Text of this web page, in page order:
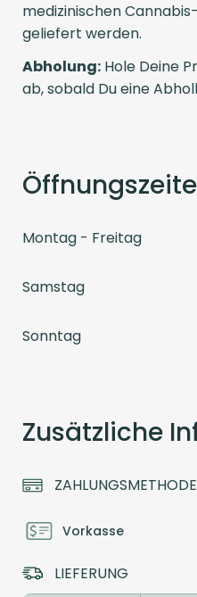
medizinischen
geliefert werden.
Abholung: Hole Deine
ab, sobald Du eine
Montag - Freitag
Samstag
Sonntag
Zusätzliche
Vorkasse
LIEFERUNG